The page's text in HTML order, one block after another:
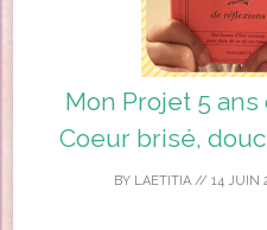
Mon Projet 5
Coeur brisé,
BY LAETITIA// 14 JUIN